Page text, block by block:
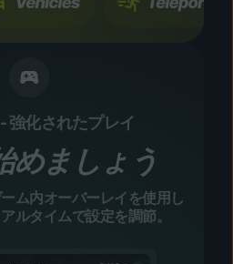
強化されたプレイ
めましょう
ム内オーバーレイを使用し
ルタイムで設定を調節。